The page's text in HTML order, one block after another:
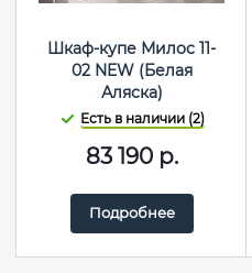
Шкаф-купе Милос 11-
02 NEW (Белая
Аляска)
Есть в наличии (2)
83 190р.
Подробнее